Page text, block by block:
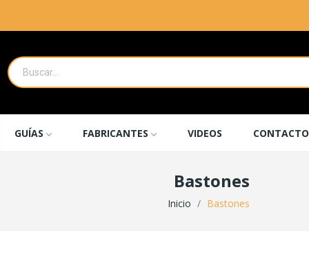
GUÍAS FABRICANTES VIDEOS CONTACTO
Bastones
Inicio Bastones